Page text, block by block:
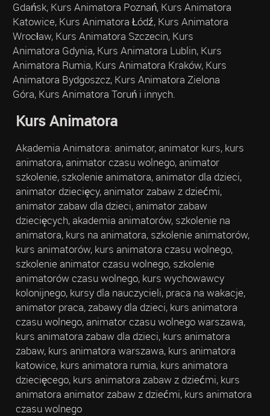
Gdańsk, Kurs Animatora Poznań, Kurs Animatora
Katowice, Kurs Animatora Łódź, Kurs Animatora
Wrocław, Kurs Animatora Szczecin, Kurs
Animatora Gdynia, Kurs Animatora Lublin, Kurs
Animatora Rumia, Kurs Animatora Kraków, Kurs
Animatora Bydgoszcz, Kurs Animatora Zielona
Góra, Kurs Animatora Toruń i innych.
Kurs Animatora
Akademia Animatora: animator, animator kurs, kurs
animatora, animator czasu wolnego, animator
szkolenie, szkolenie animatora, animator dla dzieci,
animator dziecięcy, animator zabaw z dziećmi,
animator zabaw dla dzieci, animator zabaw
dziecięcych, akademia animatorów, szkolenie na
animatora, kurs na animatora, szkolenie animatorów,
kurs animatorów, kurs animatora czasu wolnego,
szkolenie animator czasu wolnego, szkolenie
animatorów czasu wolnego, kurs wychowawcy
kolonijnego, kursy dla nauczycieli, praca na wakacje,
animator praca, zabawy dla dzieci, kurs animatora
czasu wolnego, animator czasu wolnego warszawa,
kurs animatora zabaw dla dzieci, kurs animatora
zabaw, kurs animatora warszawa, kurs animatora
katowice, kurs animatora rumia, kurs animatora
dziecięcego, kurs animatora zabaw z dziećmi, kurs
animatora animator zabaw z dziećmi, kurs animatora
czasu wolnego